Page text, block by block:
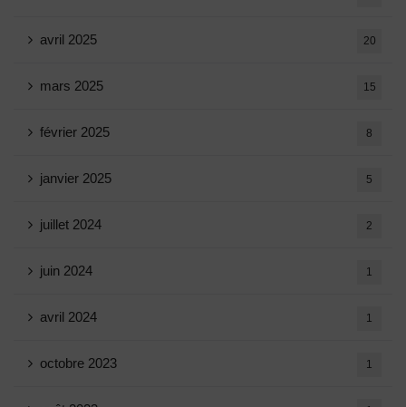
avril 2025 20
mars 2025 15
février 2025 8
janvier 2025 5
juillet 2024 2
juin 2024 1
avril 2024 1
octobre 2023 1